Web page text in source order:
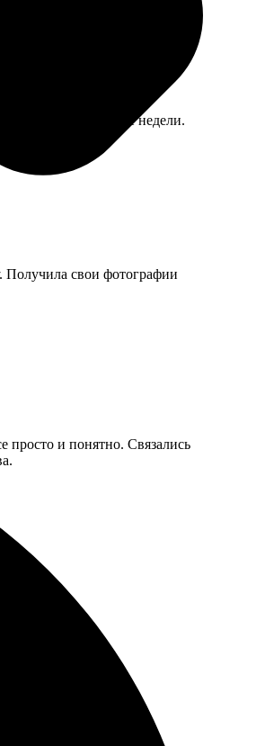
пришлось почти две недели.
Получила свои фотографии
просто и понятно. Связались